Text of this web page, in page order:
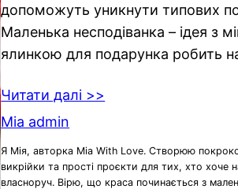
допоможуть уникнути типових
Маленька несподіванка – ідея з
ялинкою для подарунка робить
Читати далі >>
Mia admin
Я Мія, авторка Mia With Love. Створюю
викрійки та прості проєкти для тих, хто хоче
власноруч. Вірю, що краса починається з